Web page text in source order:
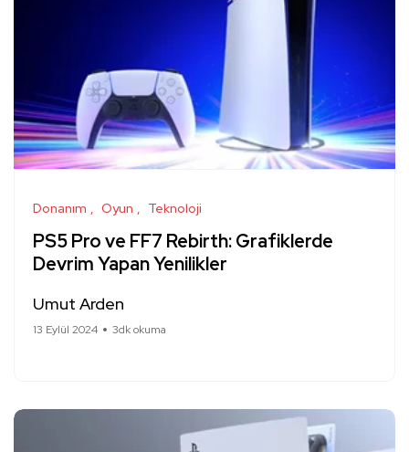
Donanım Oyun Teknoloji
PS5 Pro ve FF7 Rebirth: Grafiklerde
Devrim Yapan Yenilikler
Umut Arden
13 Eylül 2024 3dk okuma